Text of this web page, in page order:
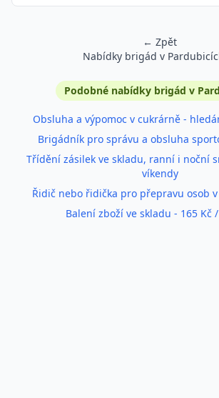
← Zpět
Nabídky brigád v
Podobné inzerátyPodobné nabídky brigád v
Obsluha a výpomoc v cukrárně -
Brigádník pro správu a obsluha
Třídění zásilek ve skladu, ranní i noční
víkendy
Řidič nebo řidička pro přepravu osob
Balení zboží ve skladu - 165 Kč